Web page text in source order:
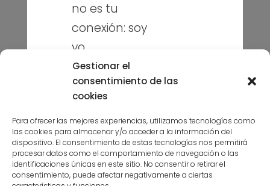
Gestionar el
consentimiento de las
cookies
Para ofrecer las mejores experiencias, utilizamos tecnologías como
las cookies para almacenar y/o acceder a la información del
dispositivo. El consentimiento de estas tecnologías nos permitirá
procesar datos como el comportamiento de navegación o las
identificaciones únicas en este sitio. No consentir o retirar el
consentimiento, puede afectar negativamente a ciertas
Puedes seguirme en mis redes
sociales
Suscríbete a la niusleter aquí
no es tu
conexión: soy
yo
toqueteando.
Sonríe y sigue